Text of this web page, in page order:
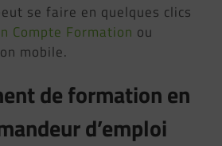
se faire en quelques clics
Compte Formation ou
mobile.
de formation en
d’emploi